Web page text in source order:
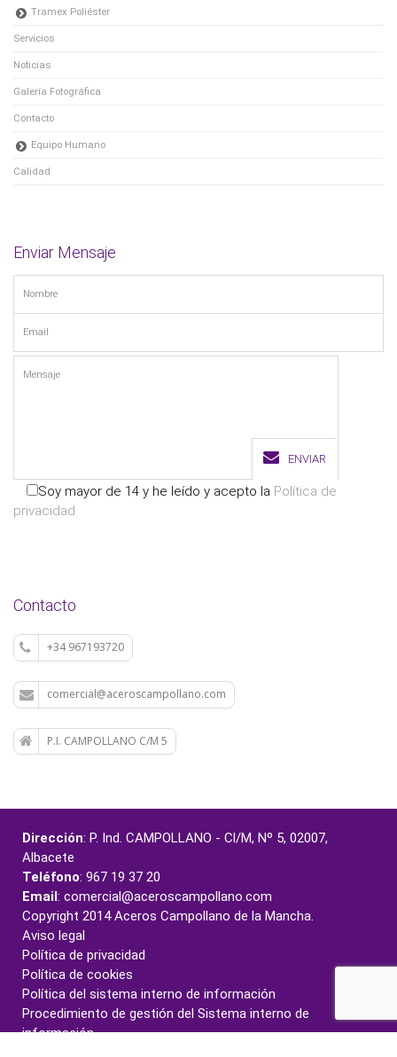
Tramex Poliéster
Servicios
Noticias
Galería Fotográfica
Contacto
Equipo Humano
Calidad
Enviar Mensaje
ENVIAR
Soy mayor de 14 y he leído y acepto la Política de
privacidad
Contacto
+34 967193720
comercial@aceroscampollano.com
P.I. CAMPOLLANO C/M 5
Dirección: P. Ind. CAMPOLLANO - Cl/M, Nº 5, 02007,
Albacete
Teléfono: 967 19 37 20
Email : comercial@aceroscampollano.com
Copyright 2014 Aceros Campollano de la Mancha.
Aviso legal
Política de privacidad
Política de cookies
Política del sistema interno de información
Procedimiento de gestión del Sistema interno de
información